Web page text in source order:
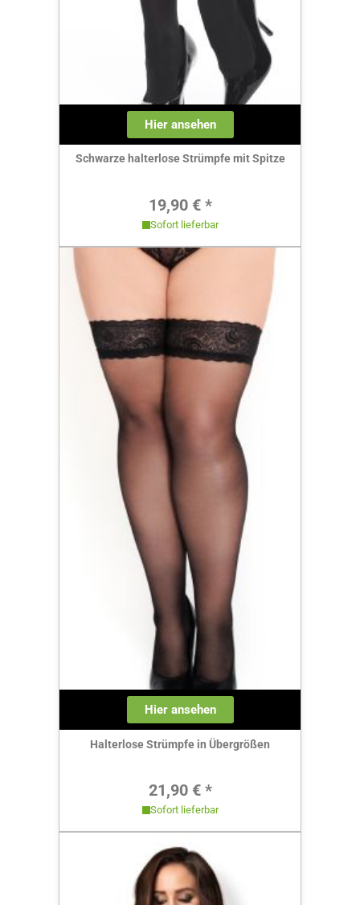
Hier ansehen
Schwarze halterlose Strümpfe mit Spitze
Regulärer Preis:
19,90 € *
Sofort lieferbar
Hier ansehen
Halterlose Strümpfe in Übergrößen
Regulärer Preis:
21,90 € *
Sofort lieferbar